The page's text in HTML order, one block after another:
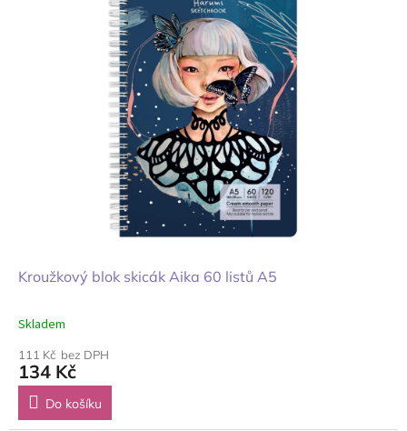
Kroužkový blok skicák Aika 60 listů A5
Skladem
111 Kč bez DPH
134 Kč
Do košíku